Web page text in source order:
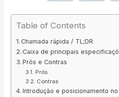
Table of Contents
Chamada rápida / TL;DR
Caixa de principais
Prós e Contras
Prós
Contras
Introdução e posicionamento